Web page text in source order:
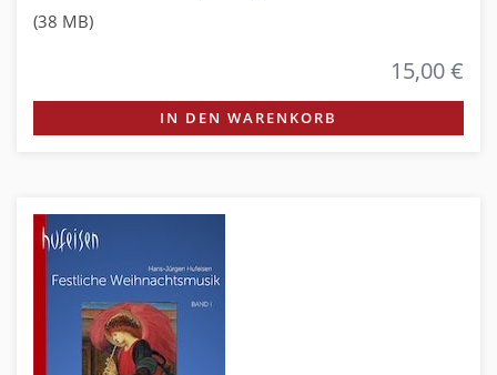
(38 MB)
15,00 €
IN DEN WARENKORB